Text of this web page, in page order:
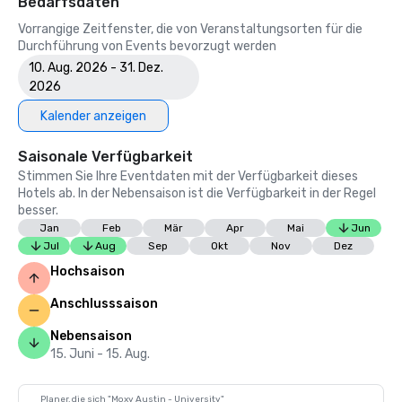
Vorrangige Zeitfenster, die von Veranstaltungsorten für die
Durchführung von Events bevorzugt werden
10. Aug. 2026 - 31. Dez.
2026
Kalender anzeigen
Saisonale Verfügbarkeit
Stimmen Sie Ihre Eventdaten mit der Verfügbarkeit dieses
Hotels ab. In der Nebensaison ist die Verfügbarkeit in der Regel
besser.
Jan Feb Mär Apr Mai
Jun
Jul
Aug Sep Okt Nov Dez
Hochsaison
Anschlusssaison
Nebensaison
15. Juni - 15. Aug.
Planer, die sich "Moxy Austin - University"